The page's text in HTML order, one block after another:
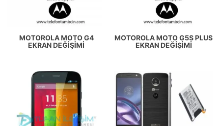
MOTOROLA MOTO G4
EKRAN DEĞIŞIMI
MOTOROLA MOTO G5S PLUS
EKRAN DEĞIŞIMI